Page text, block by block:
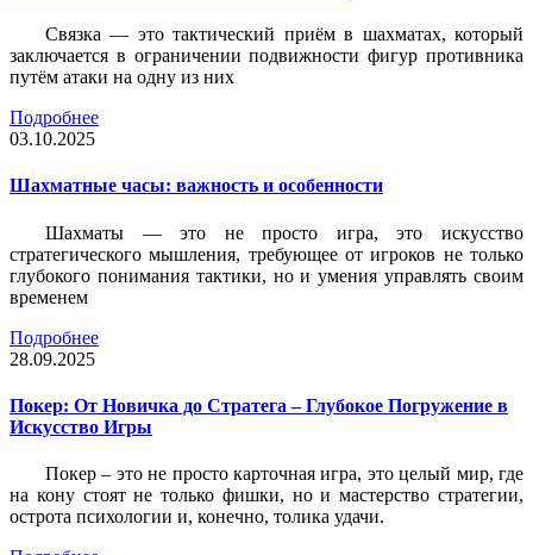
Связка — это тактический приём в шахматах, который
заключается в ограничении подвижности фигур противника
путём атаки на одну из них
Подробнее
03.10.2025
Шахматные часы: важность и особенности
Шахматы — это не просто игра, это искусство
стратегического мышления, требующее от игроков не только
глубокого понимания тактики, но и умения управлять своим
временем
Подробнее
28.09.2025
Покер: От Новичка до Стратега – Глубокое Погружение в
Искусство Игры
Покер – это не просто карточная игра, это целый мир, где
на кону стоят не только фишки, но и мастерство стратегии,
острота психологии и, конечно, толика удачи.